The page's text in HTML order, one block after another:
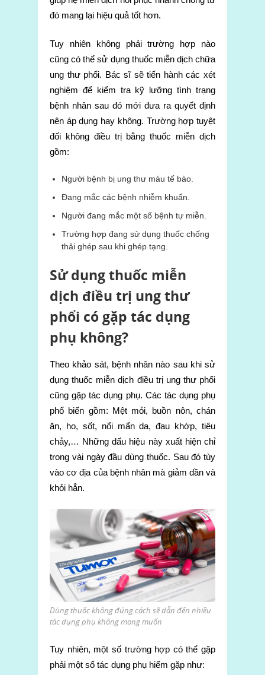
đó mang lại hiệu quả tốt hơn.
Tuy nhiên không phải trường hợp nào
cũng có thể sử dụng thuốc miễn dịch chữa
ung thư phổi. Bác sĩ sẽ tiến hành các xét
nghiệm để kiểm tra kỹ lưỡng tình trạng
bệnh nhân sau đó mới đưa ra quyết định
nên áp dụng hay không. Trường hợp tuyệt
đối không điều trị bằng thuốc miễn dịch
gồm:
Người bệnh bị ung thư máu tế bào.
Đang mắc các bệnh nhiễm khuẩn.
Người đang mắc một số bệnh tự miễn.
Trường hợp đang sử dụng thuốc chống
thải ghép sau khi ghép tạng.
Sử dụng thuốc miễn
dịch điều trị ung thư
phổi có gặp tác dụng
phụ không?
Theo khảo sát, bệnh nhân nào sau khi sử
dụng thuốc miễn dịch điều trị ung thư phổi
cũng gặp tác dụng phụ. Các tác dụng phụ
phổ biến gồm: Mệt mỏi, buồn nôn, chán
ăn, ho, sốt, nổi mẩn da, đau khớp, tiêu
chảy,… Những dấu hiệu này xuất hiện chỉ
trong vài ngày đầu dùng thuốc. Sau đó tùy
vào cơ địa của bệnh nhân mà giảm dần và
khỏi hẳn.
Dùng thuốc không đúng cách sẽ dẫn đến nhiều
tác dụng phụ không mong muốn
Tuy nhiên, một số trường hợp có thể gặp
phải một số tác dụng phụ hiếm gặp như: